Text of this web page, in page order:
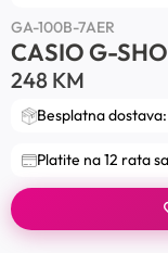
GA-100B-7AER
CASIO G-
248 KM
Besplatna dostava:
Platite na 12 rata